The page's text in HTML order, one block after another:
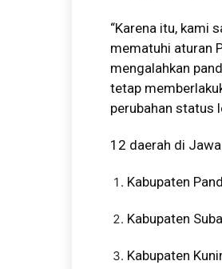
“Karena itu, kami
mematuhi aturan
mengalahkan
tetap
perubahan status
12 daerah di
Kabupaten
Kabupaten
Kabupaten